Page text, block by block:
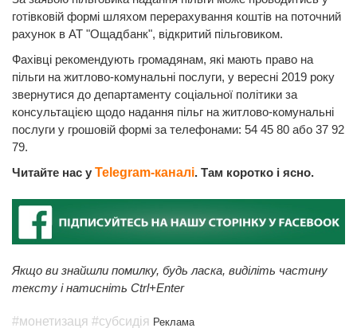
готівковій формі шляхом перерахування коштів на поточний
рахунок в АТ "Ощадбанк", відкритий пільговиком.
Фахівці рекомендують громадянам, які мають право на
пільги на житлово-комунальні послуги, у вересні 2019 року
звернутися до департаменту соціальної політики за
консультацією щодо надання пільг на житлово-комунальні
послуги у грошовій формі за телефонами: 54 45 80 або 37 92
79.
Читайте нас у Telegram-каналі. Там коротко і ясно.
Якщо ви знайшли помилку, будь ласка, виділіть частину
тексту і натисніть Ctrl+Enter
#монетизаця #субсидія Реклама